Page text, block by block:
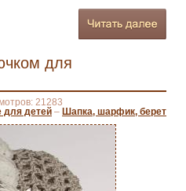
для
21283
для детей – Шапка, шарфик, берет